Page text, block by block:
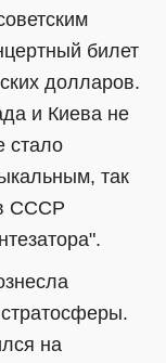
билет
долларов.
и Киева не
стало
так
СССР
на